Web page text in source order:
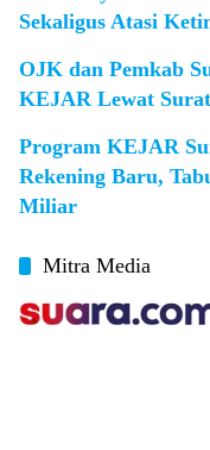
Sekaligus Atasi
OJK dan Pemkab
KEJAR Lewat
Program KEJAR
Rekening Baru,
Miliar
Mitra Media